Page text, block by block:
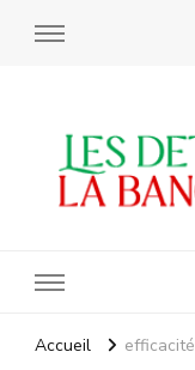
Accueil efficacité